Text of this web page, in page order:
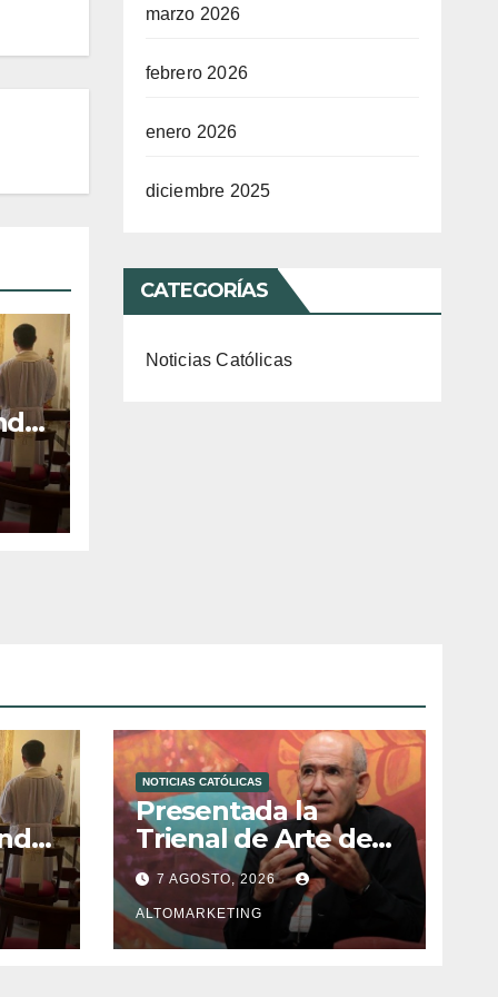
marzo 2026
febrero 2026
enero 2026
diciembre 2025
CATEGORÍAS
Noticias Católicas
de
NOTICIAS CATÓLICAS
Presentada la
Trienal de Arte de
las Universidades
Católicas: «Exercises
in Empathy»
7 AGOSTO, 2026
ALTOMARKETING